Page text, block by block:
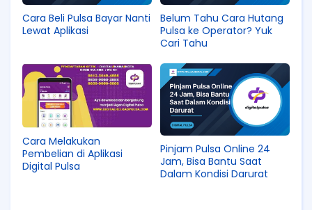
Cara Beli Pulsa Bayar Nanti
Lewat Aplikasi
Belum Tahu Cara Hutang
Pulsa ke Operator? Yuk
Cari Tahu
Cara Melakukan
Pembelian di Aplikasi
Digital Pulsa
Pinjam Pulsa Online 24
Jam, Bisa Bantu Saat
Dalam Kondisi Darurat